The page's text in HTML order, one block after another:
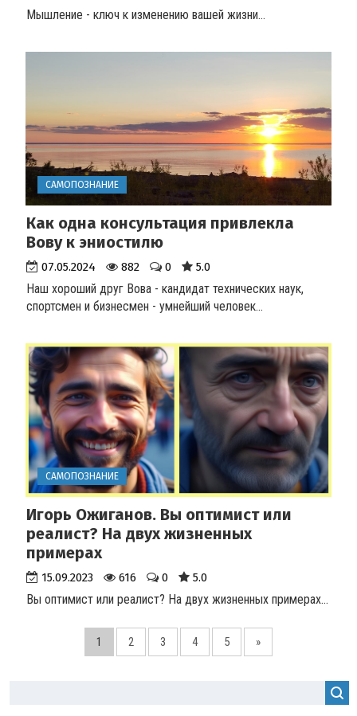
Мышление - ключ к изменению вашей жизни...
САМОПОЗНАНИЕ
Как одна консультация привлекла
Вову к эниостилю
07.05.2024 882 0 5.0
Наш хороший друг Вова - кандидат технических наук,
спортсмен и бизнесмен - умнейший человек...
САМОПОЗНАНИЕ
Игорь Ожиганов. Вы оптимист или
реалист? На двух жизненных
примерах
15.09.2023 616 0 5.0
Вы оптимист или реалист? На двух жизненных примерах...
1 2 3 4 5 »